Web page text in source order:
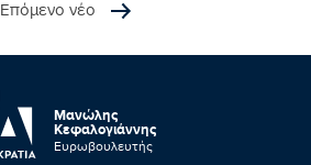
Επόμενο νέο
Μανώλης
Κεφαλογιάννης
Ευρωβουλευτής